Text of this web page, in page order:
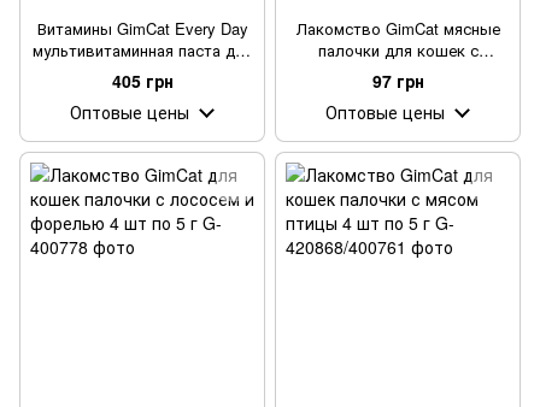
Витамины GimCat Every Day
мультивитаминная паста для
кошек для улучшения
иммунитета 100 г
405 грн
Оптовые цены
Лакомство GimCat мясные
палочки для кошек с
индейкой и кроликом 4 шт
97 грн
Оптовые цены